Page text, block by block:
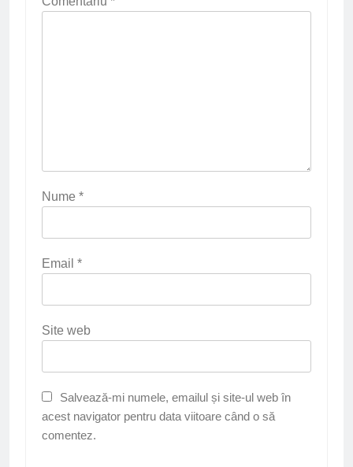
Nume *
Email *
Site web
Salvează-mi numele, emailul și site-ul web în
acest navigator pentru data viitoare când o să
comentez.